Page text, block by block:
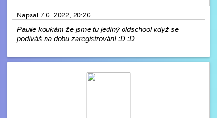
Napsal 7.6. 2022, 20:26
Paulie koukám že jsme tu jedíný oldschool když se
podíváš na dobu zaregistrování :D :D